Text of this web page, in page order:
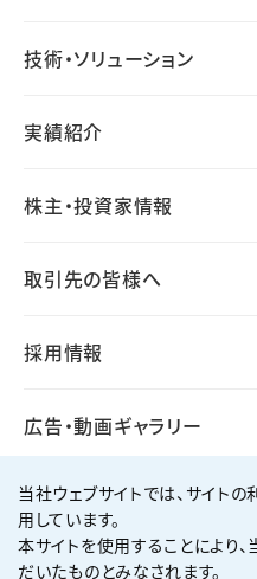
技術・ソリューション
実績紹介
株主・投資家情報
取引先の皆様へ
採用情報
広告・動画ギャラリー
個人情報保護方針
当社ウェブサイトでは、サイト
用しています。
本サイトを使用することにより
だいたものとみなされます。